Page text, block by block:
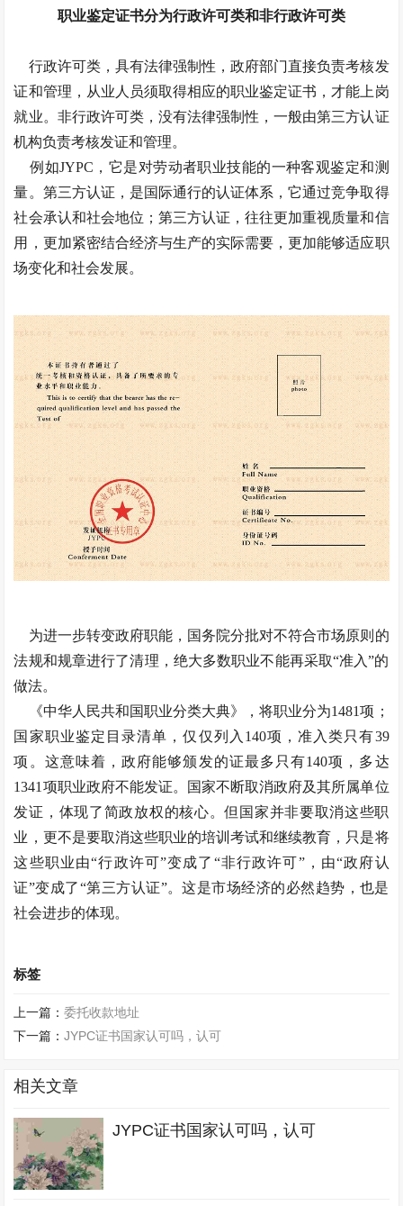
职业鉴定证书分为行政许可类和非行政许可类
行政许可类，具有法律强制性，政府部门直接负责考核发
证和管理，从业人员须取得相应的职业鉴定证书，才能上岗
就业。非行政许可类，没有法律强制性，一般由第三方认证
机构负责考核发证和管理。
例如JYPC，它是对劳动者职业技能的一种客观鉴定和测
量。第三方认证，是国际通行的认证体系，它通过竞争取得
社会承认和社会地位；第三方认证，往往更加重视质量和信
用，更加紧密结合经济与生产的实际需要，更加能够适应职
场变化和社会发展。
为进一步转变政府职能，国务院分批对不符合市场原则的
法规和规章进行了清理，绝大多数职业不能再采取“准入”的
做法。
《中华人民共和国职业分类大典》，将职业分为1481项；
国家职业鉴定目录清单，仅仅列入140项，准入类只有39
项。这意味着，政府能够颁发的证最多只有140项，多达
1341项职业政府不能发证。国家不断取消政府及其所属单位
发证，体现了简政放权的核心。但国家并非要取消这些职
业，更不是要取消这些职业的培训考试和继续教育，只是将
这些职业由“行政许可”变成了“非行政许可”，由“政府认
证”变成了“第三方认证”。这是市场经济的必然趋势，也是
社会进步的体现。
标签
上一篇：委托收款地址
下一篇：JYPC证书国家认可吗，认可
相关文章
JYPC证书国家认可吗，认可